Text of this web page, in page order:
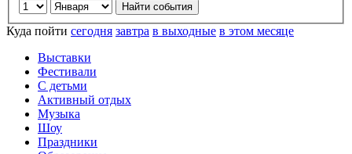
Куда пойти сегодня завтра в выходные в этом месяце
Выставки
Фестивали
С детьми
Активный отдых
Музыка
Шоу
Праздники